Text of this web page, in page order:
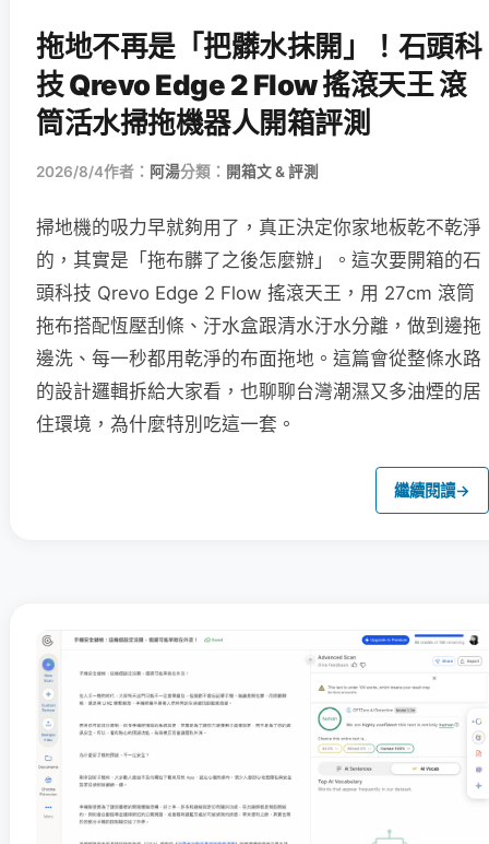
拖地不再是「把髒水抹開」！石頭科
技 Qrevo Edge 2 Flow 搖滾天王 滾
筒活水掃拖機器人開箱評測
2026/8/4作者： 阿湯分類： 開箱文 & 評測
掃地機的吸力早就夠用了，真正決定你家地板乾不乾淨
的，其實是「拖布髒了之後怎麼辦」。這次要開箱的石
頭科技 Qrevo Edge 2 Flow 搖滾天王，用 27cm 滾筒
拖布搭配恆壓刮條、汙水盒跟清水汙水分離，做到邊拖
邊洗、每一秒都用乾淨的布面拖地。這篇會從整條水路
的設計邏輯拆給大家看，也聊聊台灣潮濕又多油煙的居
住環境，為什麼特別吃這一套。
繼續閱讀→